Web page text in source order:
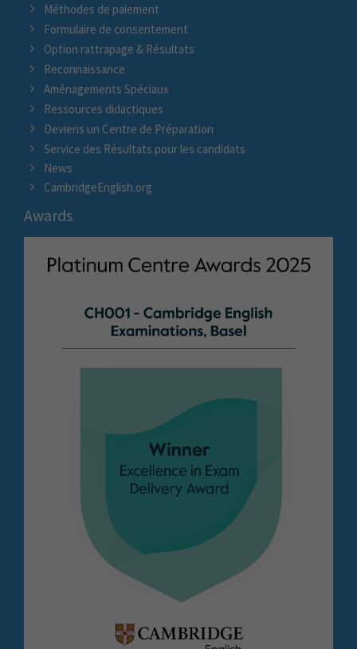
Méthodes de paiement
Formulaire de consentement
Option rattrapage & Résultats
Reconnaissance
Aménagements Spéciaux
Ressources didactiques
Deviens un Centre de Préparation
Service des Résultats pour les candidats
News
CambridgeEnglish.org
Awards